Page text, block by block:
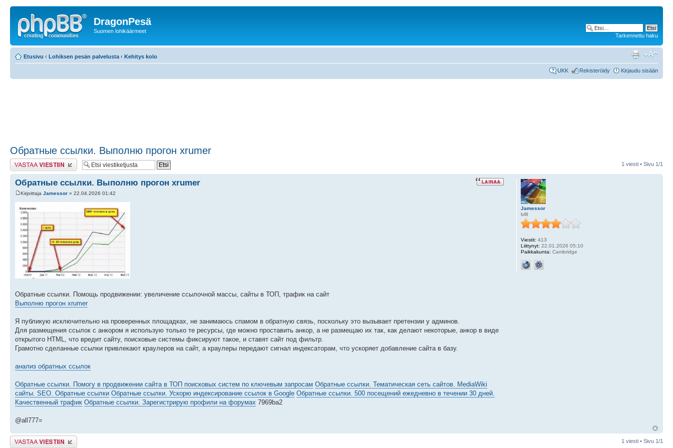
DragonPesä
Suomen lohikäärmeet
Tarkennettu haku
Etusivu ‹ Lohiksen pesän palvelusta ‹ Kehitys kolo
UKK Rekisteröidy Kirjaudu sisään
Обратные ссылки. Выполню прогон xrumer
Lähetä vastaus 1 viesti • Sivu 1/1
Обратные ссылки. Выполню прогон xrumer
Kirjoittaja Jamessor » 22.04.2026 01:42
Обратные ссылки. Помощь продвижении: увеличение ссылочной массы, сайты в ТОП, трафик на сайт
Выполню прогон xrumer
Я публикую исключительно на проверенных площадках, не занимаюсь спамом в обратную связь, поскольку это вызывает претензии у админов.
Для размещения ссылок с анкором я использую только те ресурсы, где можно проставить анкор, а не размещаю их так, как делают некоторые, анкор в виде
открытого HTML, что вредит сайту, поисковые системы фиксируют такое, и ставят сайт под фильтр.
Грамотно сделанные ссылки привлекают краулеров на сайт, а краулеры передают сигнал индексаторам, что ускоряет добавление сайта в базу.
анализ обратных ссылок
Обратные ссылки. Помогу в продвижении сайта в ТОП поисковых систем по ключевым запросам Обратные ссылки. Тематическая сеть сайтов. MediaWiki
сайты. SEO. Обратные ссылки Обратные ссылки. Ускорю индексирование ссылок в Google Обратные ссылки. 500 посещений ежедневно в течении 30 дней.
Качественный трафик Обратные ссылки. Зарегистрирую профили на форумах 7969ba2
@all777=
Jamessor
lvl8
Viestit: 413
Liittynyt: 22.01.2026 05:10
Paikkakunta: Cambridge
Lähetä vastaus 1 viesti • Sivu 1/1